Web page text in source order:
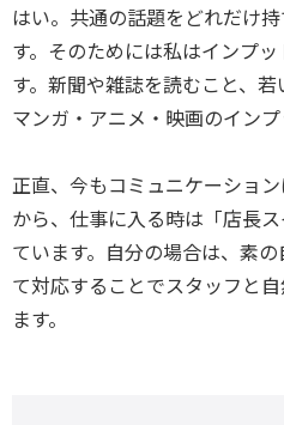
はい。共通の話題をどれだけ
す。そのためには私はインプ
す。新聞や雑誌を読むこと、
マンガ・アニメ・映画のイン
正直、今もコミュニケーショ
から、仕事に入る時は「店長
ています。自分の場合は、 素の
て対応することでスタッフと
ます。